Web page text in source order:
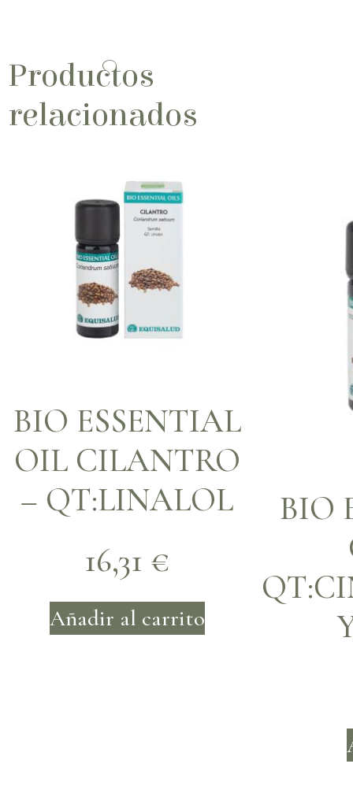
Productos
relacionados
BIO ESSENTIAL
OIL CILANTRO
– QT:LINALOL
16,31 €
Añadir al carrito
BIO